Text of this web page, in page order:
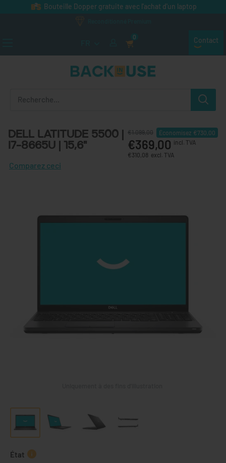
Passer au contenuBouteille Dopper gratuite avec l'achat d'un laptop
Back in Use
0 Contact
Dell Latitude 5500 |
i7-8665U | 15,6"
€1.099,00 Économisez €730,00
€369,00 incl. TVA
€310,08 excl. TVA
Comparez ceci
État